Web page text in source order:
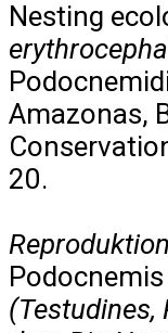
Nesting
Amazonas,
20.
(Testudines,